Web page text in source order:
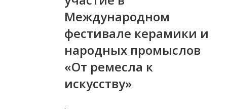
Международном
фестивале керамики и
народных промыслов
«От ремесла к
искусству»
.